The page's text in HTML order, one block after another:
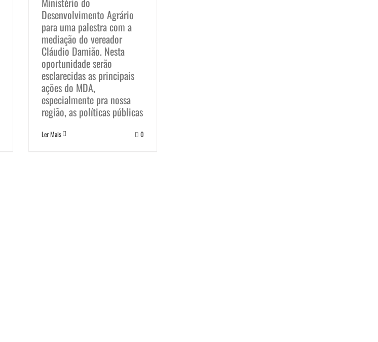
Desenvolvimento Agrário
para uma palestra com a
mediação do vereador
Cláudio Damião. Nesta
oportunidade serão
esclarecidas as principais
ações do MDA,
especialmente pra nossa
região, as políticas públicas
Ler Mais 0